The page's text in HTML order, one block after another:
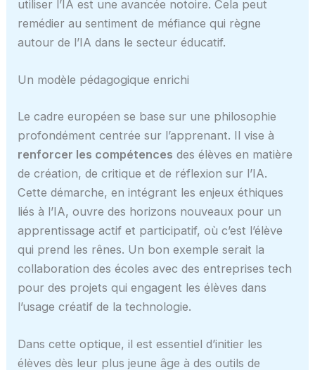
utiliser l’IA est une avancée notoire. Cela peut
remédier au sentiment de méfiance qui règne
autour de l’IA dans le secteur éducatif.
Un modèle pédagogique enrichi
Le cadre européen se base sur une philosophie
profondément centrée sur l’apprenant. Il vise à
renforcer les compétences des élèves en matière
de création, de critique et de réflexion sur l’IA.
Cette démarche, en intégrant les enjeux éthiques
liés à l’IA, ouvre des horizons nouveaux pour un
apprentissage actif et participatif, où c’est l’élève
qui prend les rênes. Un bon exemple serait la
collaboration des écoles avec des entreprises tech
pour des projets qui engagent les élèves dans
l’usage créatif de la technologie.
Dans cette optique, il est essentiel d’initier les
élèves dès leur plus jeune âge à des outils de